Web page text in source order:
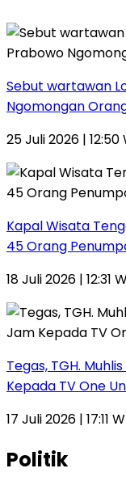
Sebut wartawan
Ngomongan
25 Juli 2026 | 12:50
Kapal Wisata
45 Orang
18 Juli 2026 | 12:31
Tegas, TGH.
Kepada TV One
17 Juli 2026 | 17:11
Politik